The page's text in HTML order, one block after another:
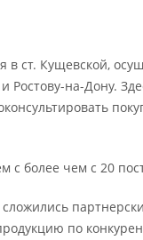
в ст. Кущевской,
Ростову-на-Дону.
с более чем с 20
по